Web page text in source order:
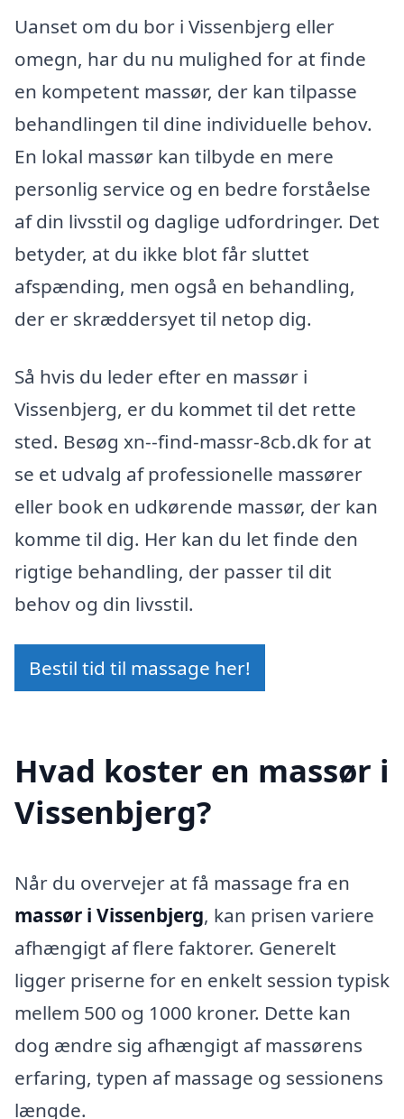
Uanset om du bor i Vissenbjerg eller
omegn, har du nu mulighed for at finde
en kompetent massør, der kan tilpasse
behandlingen til dine individuelle behov.
En lokal massør kan tilbyde en mere
personlig service og en bedre forståelse
af din livsstil og daglige udfordringer. Det
betyder, at du ikke blot får sluttet
afspænding, men også en behandling,
der er skræddersyet til netop dig.
Så hvis du leder efter en massør i
Vissenbjerg, er du kommet til det rette
sted. Besøg xn--find-massr-8cb.dk for at
se et udvalg af professionelle massører
eller book en udkørende massør, der kan
komme til dig. Her kan du let finde den
rigtige behandling, der passer til dit
behov og din livsstil.
Bestil tid til massage her!
Hvad koster en massør i
Vissenbjerg?
Når du overvejer at få massage fra en
massør i Vissenbjerg, kan prisen variere
afhængigt af flere faktorer. Generelt
ligger priserne for en enkelt session typisk
mellem 500 og 1000 kroner. Dette kan
dog ændre sig afhængigt af massørens
erfaring, typen af massage og sessionens
længde.